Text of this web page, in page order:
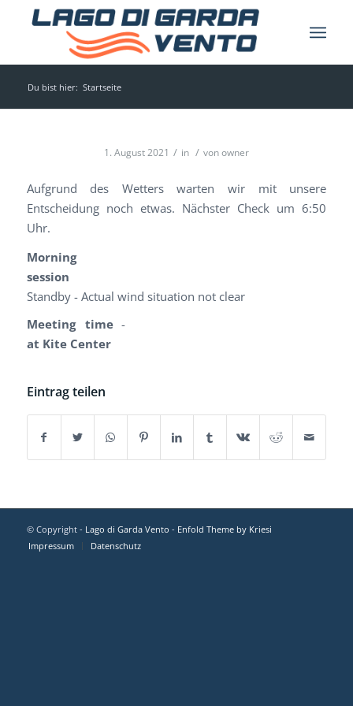
Du bist hier: Startseite
1. August 2021 / in / vonowner
Aufgrund des Wetters warten wir mit unsere
Entscheidung noch etwas. Nächster Check um 6:50
Uhr.
Morning
session
Standby - Actual wind situation not clear
Meeting time
at Kite Center
-
Eintrag teilen
© Copyright - Lago di Garda Vento - Enfold Theme by Kriesi
Impressum
Datenschutz